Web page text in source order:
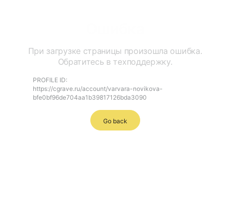
При загрузке страницы произошла ошибка.
Обратитесь в техподдержку.
PROFILE ID:
https://cgrave.ru/account/varvara-novikova-
bfe0bf96de704aa1b39817126bda3090
Go back